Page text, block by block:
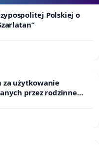
tu są, by choć w części
wpływ tej trasy na ich
życia. Dalsza
że nie będzie
w najbliższej
na granicy 2
Polskiej o
za użytkowanie
przez rodzinne